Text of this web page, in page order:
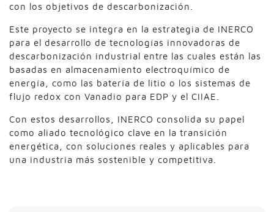
con los objetivos de descarbonización.
Este proyecto se integra en la estrategia de INERCO
para el desarrollo de tecnologías innovadoras de
descarbonización industrial entre las cuales están las
basadas en almacenamiento electroquímico de
energía, como las batería de litio o los sistemas de
flujo redox con Vanadio para EDP y el CIIAE.
Con estos desarrollos, INERCO consolida su papel
como aliado tecnológico clave en la transición
energética, con soluciones reales y aplicables para
una industria más sostenible y competitiva.